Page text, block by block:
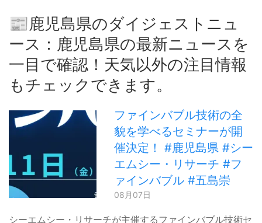
📰鹿児島県のダイジェストニュ
ース：鹿児島県の最新ニュースを
一目で確認！天気以外の注目情報
もチェックできます。
ファインバブル技術の全
貌を学べるセミナーが開
催決定！ #鹿児島県 #シー
エムシー・リサーチ #フ
ァインバブル #五島崇
08月07日
シーエムシー・リサーチが主催するファインバブル技術セ